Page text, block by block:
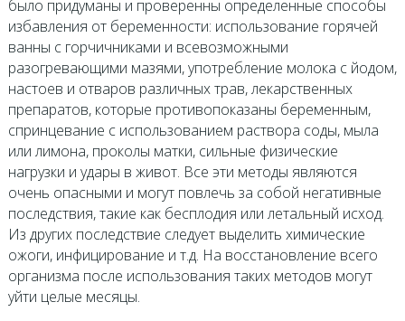
было придуманы и проверенны определенные способы
избавления от беременности: использование горячей
ванны с горчичниками и всевозможными
разогревающими мазями, употребление молока с йодом,
настоев и отваров различных трав, лекарственных
препаратов, которые противопоказаны беременным,
спринцевание с использованием раствора соды, мыла
или лимона, проколы матки, сильные физические
нагрузки и удары в живот. Все эти методы являются
очень опасными и могут повлечь за собой негативные
последствия, такие как бесплодия или летальный исход.
Из других последствие следует выделить химические
ожоги, инфицирование и т.д. На восстановление всего
организма после использования таких методов могут
уйти целые месяцы.